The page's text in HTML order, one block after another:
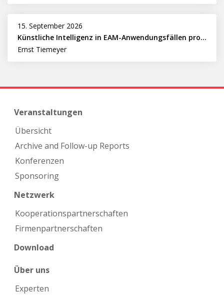
15. September 2026
Künstliche Intelligenz in EAM-Anwendungsfällen professionell nutzen
Ernst Tiemeyer
Veranstaltungen
Übersicht
Archive and Follow-up Reports
Konferenzen
Sponsoring
Netzwerk
Kooperations­partnerschaften
Firmen­partnerschaften
Download
Über uns
Experten